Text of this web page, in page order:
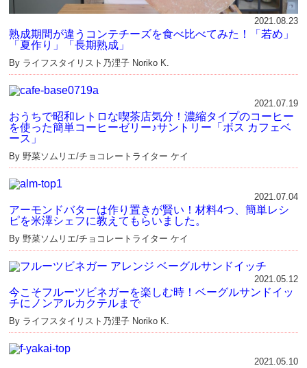
2021.08.23
熟成期間が違うコンテチーズを食べ比べてみた！「若め」
「夏作り」「長期熟成」
By ライフスタイリスト乃浬子 Noriko K.
2021.07.19
おうちで昭和レトロな喫茶店気分！濃縮タイプのコーヒー
を使った簡単コーヒーゼリー♪サントリー「ボス カフェベ
ース」
By 野菜ソムリエ/チョコレートライター ケイ
2021.07.04
アーモンドバターは作り置きが賢い！材料4つ、簡単レシ
ピを米澤シェフに教えてもらいました。
By 野菜ソムリエ/チョコレートライター ケイ
2021.05.12
今こそフルーツビネガーを楽しむ時！ベーグルサンドイッ
チにノンアルカクテルまで
By ライフスタイリスト乃浬子 Noriko K.
2021.05.10